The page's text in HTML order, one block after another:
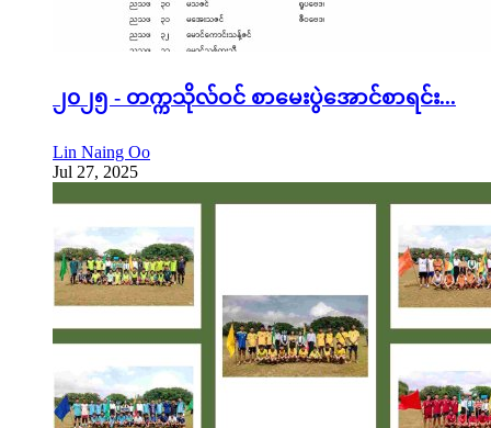
၂၀၂၅ - တက္ကသိုလ်ဝင် စာမေးပွဲအောင်စာရင်း...
Lin Naing Oo
Jul 27, 2025